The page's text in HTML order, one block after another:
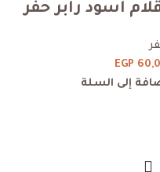
اسود رابر حفر
EGP
إلى السلة